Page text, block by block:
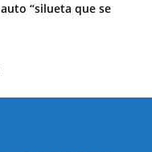
“silueta que se